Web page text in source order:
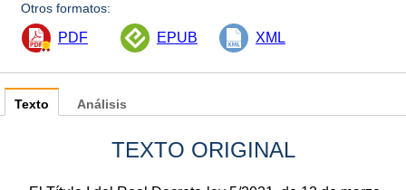
Otros formatos:
PDF EPUB XML
Texto
TEXTO ORIGINAL
Análisis